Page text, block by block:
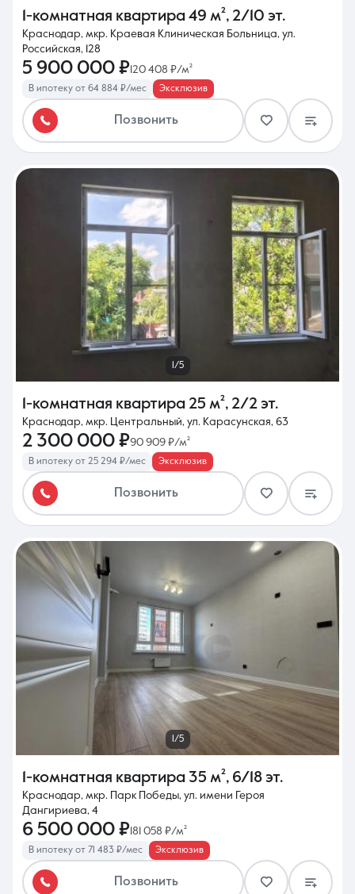
1-комнатная квартира 49 м², 2/10 эт.
Краснодар, мкр. Краевая Клиническая Больница, ул.
Российская, 128
5 900 000 ₽ 120 408 ₽/м²
В ипотеку от 64 884 ₽/мес Эксклюзив
Позвонить
1/5
1-комнатная квартира 25 м², 2/2 эт.
Краснодар, мкр. Центральный, ул. Карасунская, 63
2 300 000 ₽90 909 ₽/м²
В ипотеку от 25 294 ₽/мес Эксклюзив
Позвонить
1/5
1-комнатная квартира 35 м², 6/18 эт.
Краснодар, мкр. Парк Победы, ул. имени Героя
Дангириева, 4
6 500 000 ₽181 058 ₽/м²
В ипотеку от 71 483 ₽/мес Эксклюзив
Позвонить